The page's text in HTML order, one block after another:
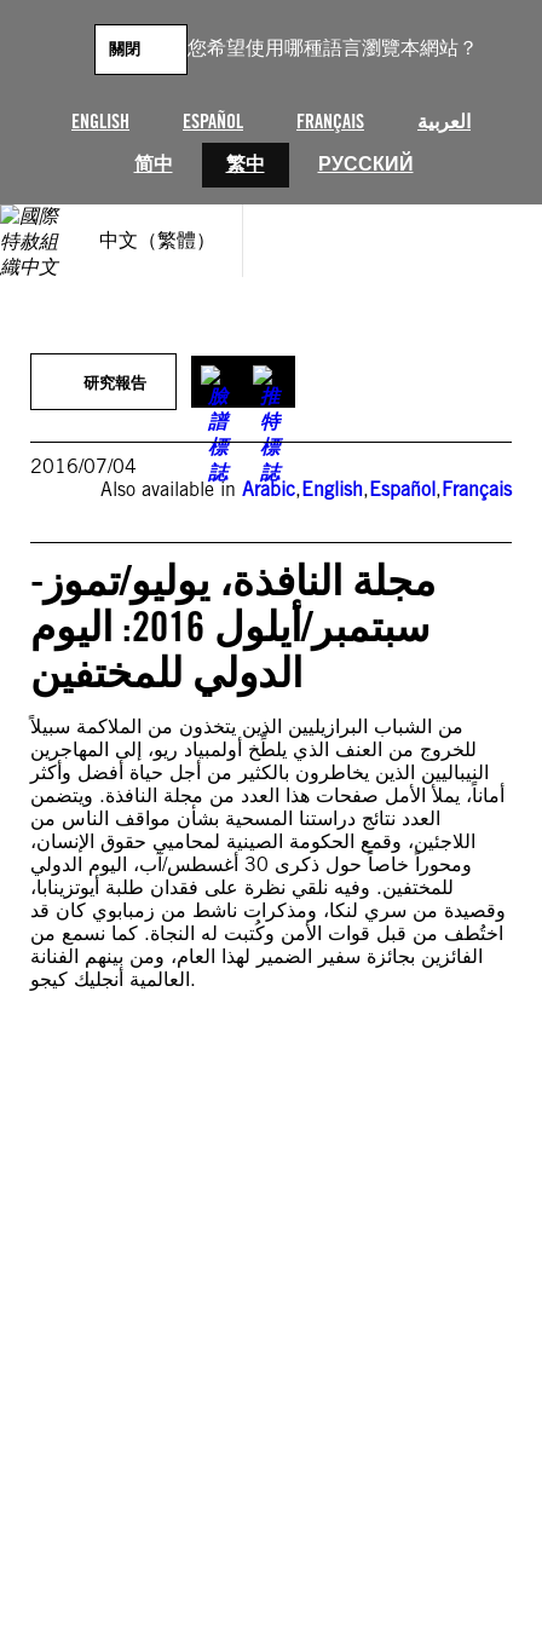
您希望使用哪種語言瀏覽本網站？
ENGLISH ESPAÑOL FRANÇAIS
العربية
简中
繁中 РУССКИЙ
關閉
中文（繁體）
研究報告
2016/07/04
Also available in Arabic,English,Español,Français
مجلة النافذة، يوليو/تموز-
سبتمبر/أيلول 2016: اليوم
الدولي للمختفين
من الشباب البرازيليين الذين يتخذون من الملاكمة سبيلاً
للخروج من العنف الذي يلطِّخ أولمبياد ريو، إلى المهاجرين
النيباليين الذين يخاطرون بالكثير من أجل حياة أفضل وأكثر
أماناً، يملأ الأمل صفحات هذا العدد من مجلة النافذة. ويتضمن
العدد نتائج دراستنا المسحية بشأن مواقف الناس من
اللاجئين، وقمع الحكومة الصينية لمحاميي حقوق الإنسان،
ومحوراً خاصاً حول ذكرى 30 أغسطس/آب، اليوم الدولي
للمختفين. وفيه نلقي نظرة على فقدان طلبة أيوتزينابا،
وقصيدة من سري لنكا، ومذكرات ناشط من زمبابوي كان قد
اختُطف من قبل قوات الأمن وكُتبت له النجاة. كما نسمع من
الفائزين بجائزة سفير الضمير لهذا العام، ومن بينهم الفنانة
العالمية أنجليك كيجو.